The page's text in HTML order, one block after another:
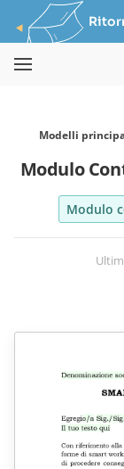
Modelli
Modulo
Modulo